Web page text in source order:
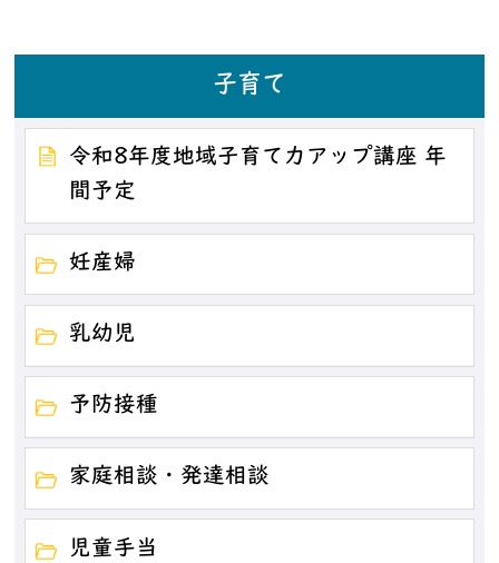
子育て
令和8年度地域子育て力アップ講座 年
間予定
妊産婦
乳幼児
予防接種
家庭相談・発達相談
児童手当